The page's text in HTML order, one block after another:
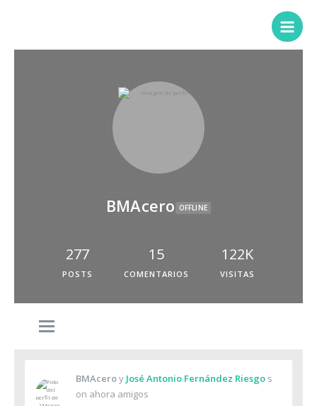
BMAcero OFFLINE
277
POSTS
15
COMENTARIOS
122K
VISITAS
BMAceroy José Antonio Fernández Riesgo s
on ahora amigos